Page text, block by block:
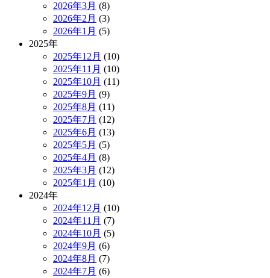
2026年3月 (8)
2026年2月 (3)
2026年1月 (5)
2025年
2025年12月 (10)
2025年11月 (10)
2025年10月 (11)
2025年9月 (9)
2025年8月 (11)
2025年7月 (12)
2025年6月 (13)
2025年5月 (5)
2025年4月 (8)
2025年3月 (12)
2025年1月 (10)
2024年
2024年12月 (10)
2024年11月 (7)
2024年10月 (5)
2024年9月 (6)
2024年8月 (7)
2024年7月 (6)